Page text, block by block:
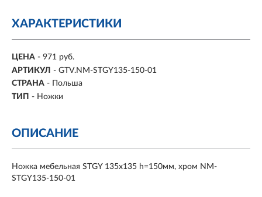
ХАРАКТЕРИСТИКИ
ЦЕНА - 971 руб.
АРТИКУЛ - GTV.NM-STGY135-150-01
СТРАНА - Польша
ТИП - Ножки
ОПИСАНИЕ
Ножка мебельная STGY 135x135 h=150мм, хром NM-
STGY135-150-01